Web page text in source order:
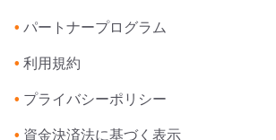
• パートナープログラム
• 利用規約
• プライバシーポリシー
• 資金決済法に基づく表示